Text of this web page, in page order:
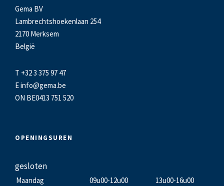
Gema BV
Lambrechtshoekenlaan 254
2170 Merksem
België
T +32 3 375 97 47
Einfo@gema.be
ON BE0413 751 520
OPENINGSUREN
gesloten
Maandag 09u00-12u00
13u00-16u00